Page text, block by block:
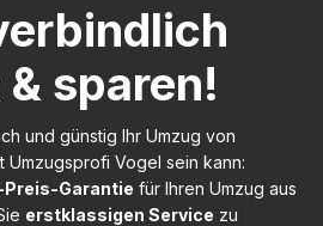
sparen!
und günstig Ihr Umzug von
Umzugsprofi Vogel sein kann:
Garantie für Ihren Umzug aus
erstklassigen Service zu